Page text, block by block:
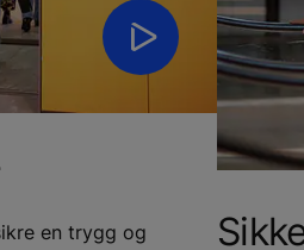
en trygg og